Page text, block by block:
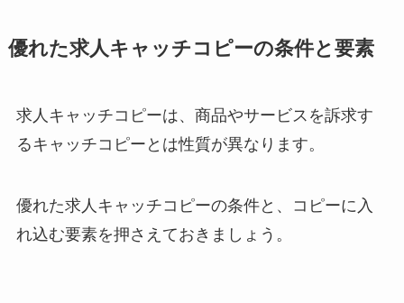
優れた求人キャッチコピーの条件と要素
求人キャッチコピーは、商品やサービスを訴求す
るキャッチコピーとは性質が異なります。
優れた求人キャッチコピーの条件と、コピーに入
れ込む要素を押さえておきましょう。